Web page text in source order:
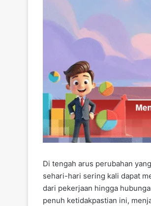
Di tengah arus perubahan
sehari-hari sering kali dapat
dari pekerjaan hingga
penuh ketidakpastian ini,